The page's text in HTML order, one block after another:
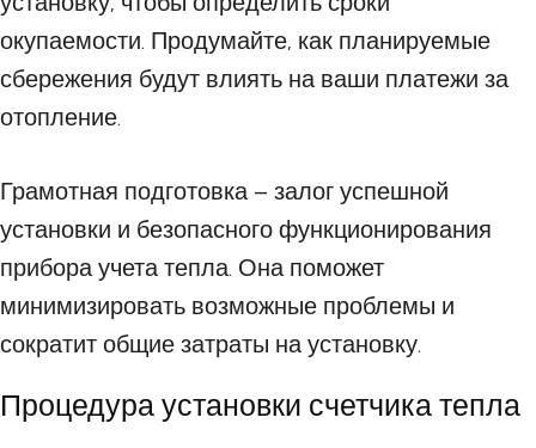
окупаемости. Продумайте, как планируемые
сбережения будут влиять на ваши платежи за
отопление.
Грамотная подготовка – залог успешной
установки и безопасного функционирования
прибора учета тепла. Она поможет
минимизировать возможные проблемы и
сократит общие затраты на установку.
Процедура установки счетчика тепла